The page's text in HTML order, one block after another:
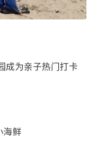
成为亲子热门打卡
海鲜